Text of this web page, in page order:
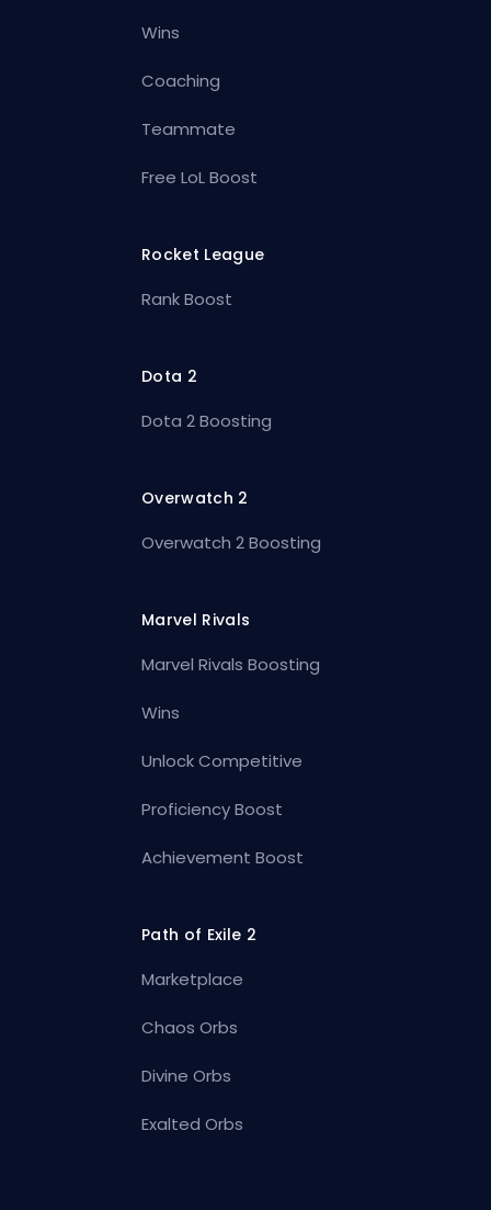
Wins
Coaching
Teammate
Free LoL Boost
Rocket League
Rank Boost
Dota 2
Dota 2 Boosting
Overwatch 2
Overwatch 2 Boosting
Marvel Rivals
Marvel Rivals Boosting
Wins
Unlock Competitive
Proficiency Boost
Achievement Boost
Path of Exile 2
Marketplace
Chaos Orbs
Divine Orbs
Exalted Orbs